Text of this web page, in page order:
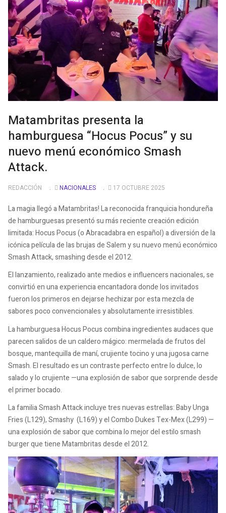
Matambritas presenta la
hamburguesa “Hocus Pocus” y su
nuevo menú económico Smash
Attack.
REDACCIÓN NACIONALES 17 OCTUBRE 2025
La magia llegó a Matambritas! La reconocida franquicia hondureña
de hamburguesas presentó su más reciente creación edición
limitada: Hocus Pocus (o Abracadabra en español) a diversión de la
icónica película de las brujas de Salem y su nuevo menú económico
Smash Attack, smashing desde el 2012.
El lanzamiento, realizado ante medios e influencers nacionales, se
convirtió en una experiencia encantadora donde los invitados
fueron los primeros en dejarse hechizar por esta mezcla de
sabores poco convencionales y absolutamente irresistibles.
La hamburguesa Hocus Pocus combina ingredientes audaces que
parecen salidos de un caldero mágico: mermelada de frutos del
bosque, mantequilla de maní, crujiente tocino y una jugosa carne
Smash. El resultado es un contraste perfecto entre lo dulce, lo
salado y lo crujiente —una explosión de sabor que sorprende desde
el primer bocado.
La familia Smash Attack incluye tres nuevas estrellas: Baby Unga
Fries (L129), Smashy (L169) y el Combo Dukes Tex-Mex (L299) —
una explosión de sabor que combina lo mejor del estilo smash
burger que tiene Matambritas desde el 2012.